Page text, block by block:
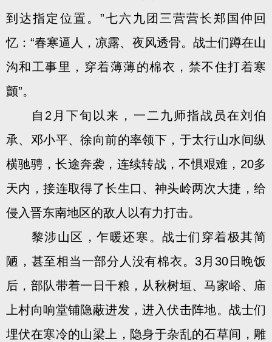
到达指定位置。”七六九团三营营长郑国仲回
忆：“春寒逼人，凉露、夜风透骨。战士们蹲在山
沟和工事里，穿着薄薄的棉衣，禁不住打着寒
颤”。
自2月下旬以来，一二九师指战员在刘伯
承、邓小平、徐向前的率领下，于太行山水间纵
横驰骋，长途奔袭，连续转战，不惧艰难，20多
天内，接连取得了长生口、神头岭两次大捷，给
侵入晋东南地区的敌人以有力打击。
黎涉山区，乍暖还寒。战士们穿着极其简
陋，甚至相当一部分人没有棉衣。3月30日晚饭
后，部队带着一日干粮，从秋树垣、马家峪、庙
上村向响堂铺隐蔽进发，进入伏击阵地。战士们
埋伏在寒冷的山梁上，隐身于杂乱的石草间，雕